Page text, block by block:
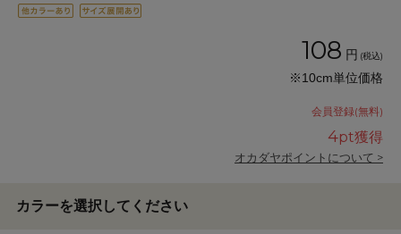
108 円 (税込)
※10cm単位価格
会員登録(無料)
4pt獲得
オカダヤポイントについて >
カラーを選択してください